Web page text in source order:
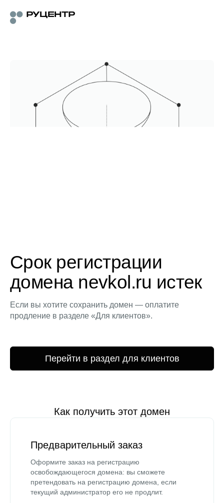
Срок регистрации
домена nevkol.ru истек
Если вы хотите сохранить домен — оплатите
продление в разделе «Для клиентов».
Перейти в раздел для клиентов
Как получить этот домен
Предварительный заказ
Оформите заказ на регистрацию
освобождающегося домена: вы сможете
претендовать на регистрацию домена, если
текущий администратор его не продлит.